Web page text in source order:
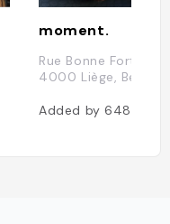
moment.
Rue Bonne Fortune
4000 Liège,
Added by648